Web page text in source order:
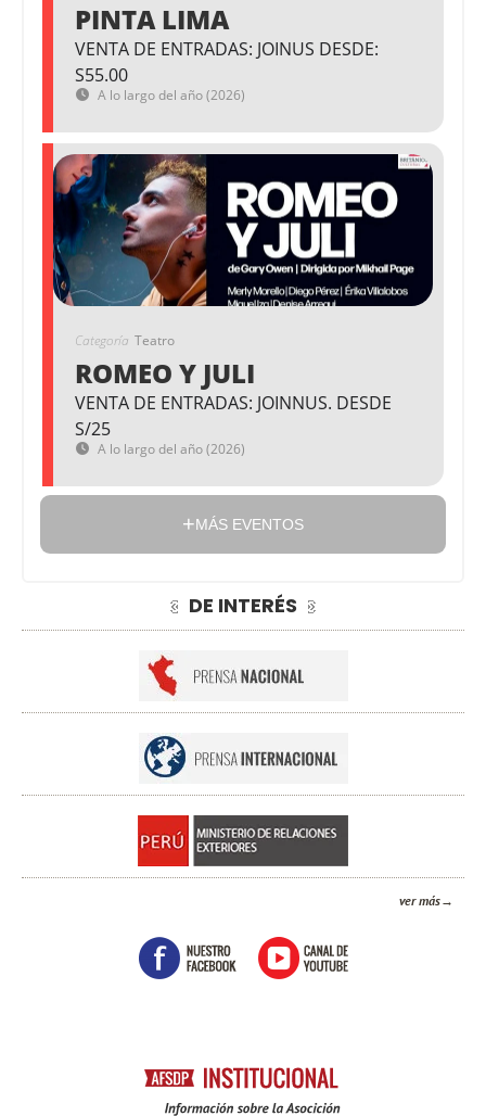
PINTA LIMA
VENTA DE ENTRADAS: JOINUS DESDE:
S55.00
A lo largo del año (2026)
Categoría Teatro
ROMEO Y JULI
VENTA DE ENTRADAS: JOINNUS. DESDE
S/25
A lo largo del año (2026)
MÁS EVENTOS
DE INTERÉS
ver más